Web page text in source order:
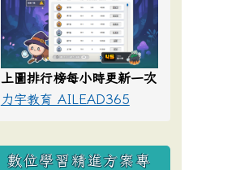
上圖排行榜每小時更新一次
力宇教育 AILEAD365
數位學習精進方案專